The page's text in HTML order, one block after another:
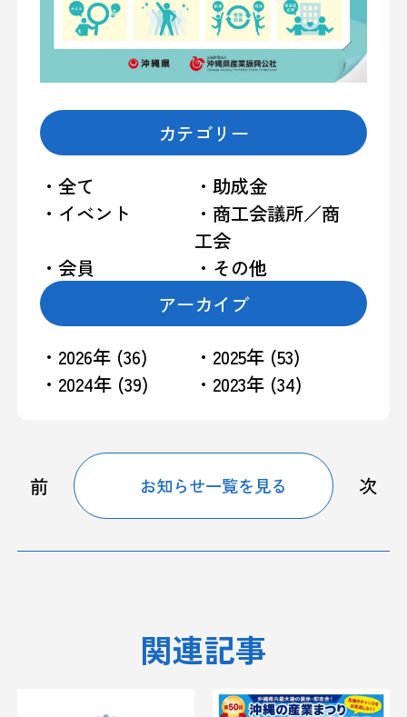
カテゴリー
・全て
・助成金
・イベント
・商工会議所／商
工会
・会員
・その他
アーカイブ
・2026年 (36)
・2025年 (53)
・2024年 (39)
・2023年 (34)
前 お知らせ一覧を見る 次
関連記事